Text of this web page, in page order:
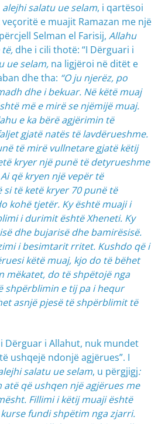
alejhi salatu ue selam, i qartësoi
e muajit Ramazan me një
Selman el Farisij,Allahu
dhe i cili thotë: “I Dërguari i
ue selam, na ligjëroi në ditët e
dhe tha: “O ju njerëz, po
dhe i bekuar. Në këtë muaj
më e mirë se njëmijë muaj.
e ka bërë agjërimin të
gjatë natës të lavdërueshme.
të mirë vullnetare gjatë këtij
kryer një punë të detyrueshme
që kryen një vepër të
të ketë kryer 70 punë të
kohë tjetër. Ky është muaji i
i durimit është Xheneti. Ky
dhe bujarisë dhe bamirësisë.
i besimtarit rritet. Kushdo që i
këtë muaj, kjo do të bëhet
mëkatet, do të shpëtojë nga
shpërblimin e tij pa i hequr
asnjë pjesë të shpërblimit të
Dërguar i Allahut, nuk mundet
ushqejë ndonjë agjërues”. I
salatu ue selam, u përgjigj:
atë që ushqen një agjërues me
Fillimi i këtij muaji është
fundi shpëtim nga zjarri.